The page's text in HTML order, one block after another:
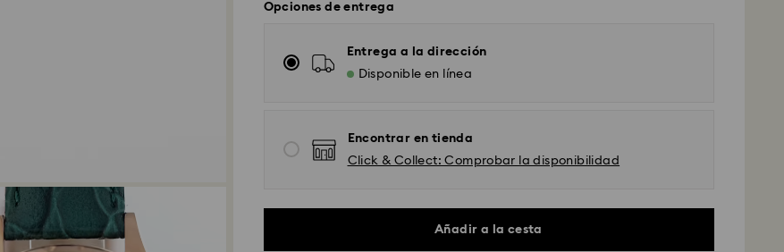
Opciones de entrega
Entrega a la dirección
Disponible en línea
Encontrar en tienda
Click & Collect: Comprobar la disponibilidad
Añadir a la cesta